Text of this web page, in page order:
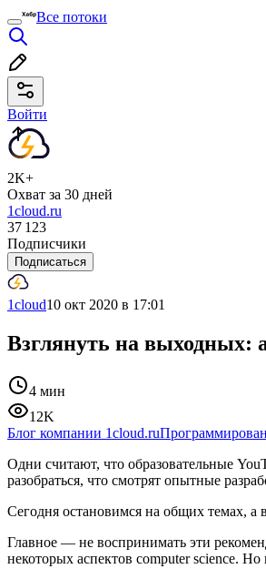
Все потоки
Войти
2K+
Охват за 30 дней
1cloud.ru
37 123
Подписчики
Подписаться
1cloud10 окт 2020 в 17:01
Взглянуть на выходных:
4 мин
12K
Блог компании 1cloud.ru
Одни считают, что образовательные
разобраться, что смотрят опытные
Сегодня остановимся на общих темах,
Главное — не воспринимать эти
некоторых аспектов computer science.